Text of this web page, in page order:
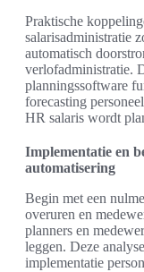
Praktische
salarisadministratie
automatisch
verlofadministratie.
planningssoftware
forecasting
HR salaris wordt
Implementatie en
automatisering
Begin met een
overuren en
planners en
leggen. Deze
implementatie